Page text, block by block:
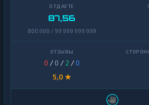
87,56
800 000 / 99 999 999 999
0 / 0 / 2 /0
5,0 ★